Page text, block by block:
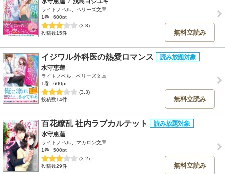
ライトノベル、ベリーズ文庫
1巻
600pt
(3.3)
投稿数15件
無料立読み
イジワル外科医の熱愛ロマンス
水守恵蓮
ライトノベル、ベリーズ文庫
1巻
600pt
(3.3)
投稿数14件
無料立読み
百花繚乱 社内ラブカルテット
水守恵蓮
ライトノベル、マカロン文庫
1巻
500pt
(3.2)
投稿数29件
無料立読み